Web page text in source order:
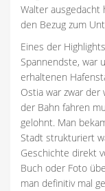
Walter ausgedacht
den Bezug zum
Eines der
Spannendste, war
erhaltenen
Ostia war zwar
der Bahn fahren
gelohnt. Man
Stadt strukturiert
Geschichte direkt
Buch oder Foto
man definitiv mal